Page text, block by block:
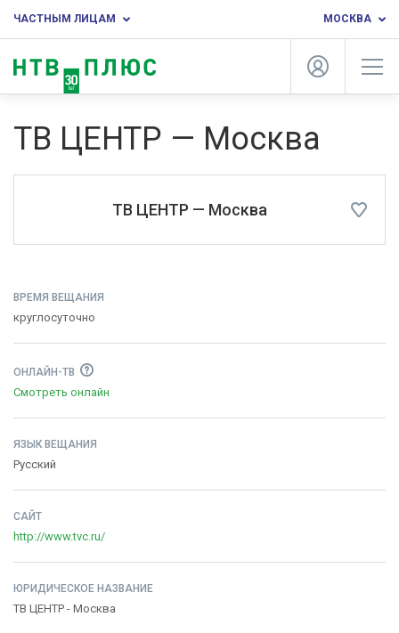
ЧАСТНЫМ ЛИЦАМ МОСКВА
ТВ ЦЕНТР — Москва
ТВ ЦЕНТР — Москва
ВРЕМЯ ВЕЩАНИЯ
круглосуточно
ОНЛАЙН-ТВ
Смотреть онлайн
ЯЗЫК ВЕЩАНИЯ
Русский
САЙТ
http://www.tvc.ru/
ЮРИДИЧЕСКОЕ НАЗВАНИЕ
ТВ ЦЕНТР - Москва